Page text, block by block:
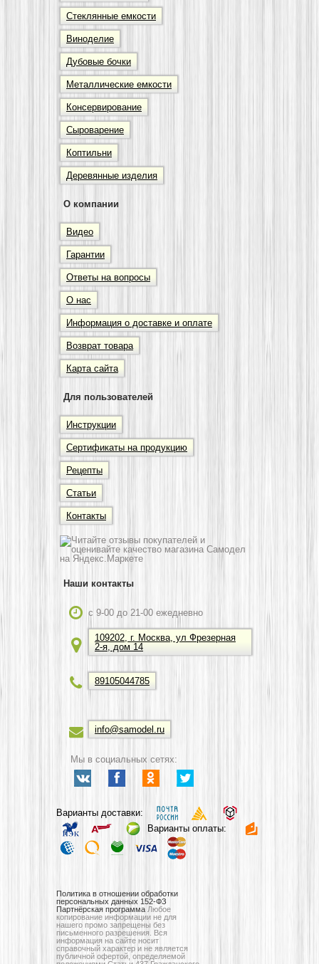
Стеклянные емкости
Виноделие
Дубовые бочки
Металлические емкости
Консервирование
Сыроварение
Коптильни
Деревянные изделия
О компании
Видео
Гарантии
Ответы на вопросы
О нас
Информация о доставке и оплате
Возврат товара
Карта сайта
Для пользователей
Инструкции
Сертификаты на продукцию
Рецепты
Статьи
Контакты
Наши контакты
c 9-00 до 21-00 ежедневно
109202, г. Москва, ул Фрезерная
2-я, дом 14
89105044785
info@samodel.ru
Мы в социальных сетях:
Варианты доставки:
Варианты оплаты:
Политика в отношении обработки
персональных данных 152-ФЗ
Партнёрская программа Любое
копирование информации не для
нашего промо запрещены без
письменного разрешения. Вся
информация на сайте носит
справочный характер и не является
публичной офертой, определяемой